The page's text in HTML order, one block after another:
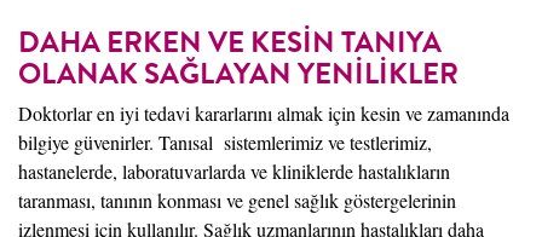
DAHA ERKEN VE KESİN TANIYA
OLANAK SAĞLAYAN YENİLİKLER
Doktorlar en iyi tedavi kararlarını almak için kesin ve zamanında
bilgiye güvenirler. Tanısal sistemlerimiz ve testlerimiz,
hastanelerde, laboratuvarlarda ve kliniklerde hastalıkların
taranması, tanının konması ve genel sağlık göstergelerinin
izlenmesi için kullanılır. Sağlık uzmanlarının hastalıkları daha